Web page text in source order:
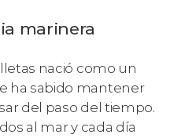
marinera
nació como un
ha sabido mantener
del paso del tiempo.
al mar y cada día